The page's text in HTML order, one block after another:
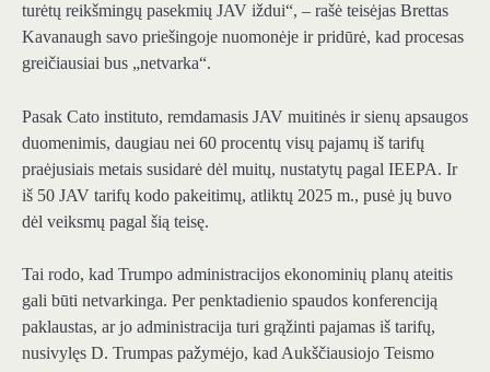
turėtų reikšmingų pasekmių JAV iždui“, – rašė teisėjas Brettas
Kavanaugh savo priešingoje nuomonėje ir pridūrė, kad procesas
greičiausiai bus „netvarka“.
Pasak Cato instituto, remdamasis JAV muitinės ir sienų apsaugos
duomenimis, daugiau nei 60 procentų visų pajamų iš tarifų
praėjusiais metais susidarė dėl muitų, nustatytų pagal IEEPA. Ir
iš 50 JAV tarifų kodo pakeitimų, atliktų 2025 m., pusė jų buvo
dėl veiksmų pagal šią teisę.
Tai rodo, kad Trumpo administracijos ekonominių planų ateitis
gali būti netvarkinga. Per penktadienio spaudos konferenciją
paklaustas, ar jo administracija turi grąžinti pajamas iš tarifų,
nusivylęs D. Trumpas pažymėjo, kad Aukščiausiojo Teismo